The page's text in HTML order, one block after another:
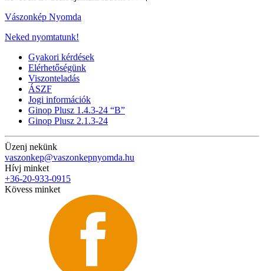
Vászonkép Nyomda
Neked nyomtatunk!
Gyakori kérdések
Elérhetőségünk
Viszonteladás
ÁSZF
Jogi információk
Ginop Plusz 1.4.3-24 “B”
Ginop Plusz 2.1.3-24
Üzenj nekünk
vaszonkep@vaszonkepnyomda.hu
Hívj minket
+36-20-933-0915
Kövess minket